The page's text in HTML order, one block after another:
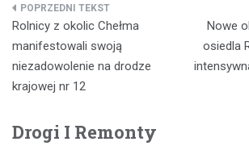
Nawigacja
wpisu
Rolnicy z okolic Chełma
manifestowali swoją
niezadowolenie na drodze
krajowej nr 12
Nowe
osiedla
Drogi I Remonty